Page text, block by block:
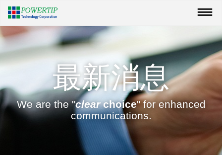
最新消息
We are the "clearchoice" for enhanced
communications.